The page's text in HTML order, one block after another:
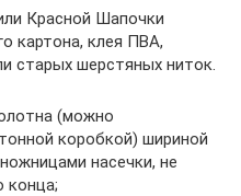
Красной Шапочки
картона, клея ПВА,
старых шерстяных ниток.
(можно
коробкой) шириной
насечки, не
конца;